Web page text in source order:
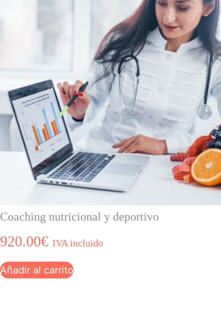
Coaching nutricional y deportivo
920.00€ IVA incluido
Añadir al carrito